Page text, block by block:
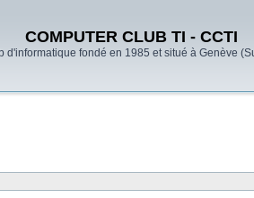
COMPUTER CLUB TI - CCTI
d'informatique fondé en 1985 et situé à Genève